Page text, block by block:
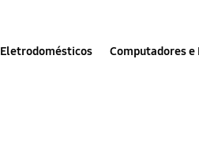
Eletrodomésticos Computadores